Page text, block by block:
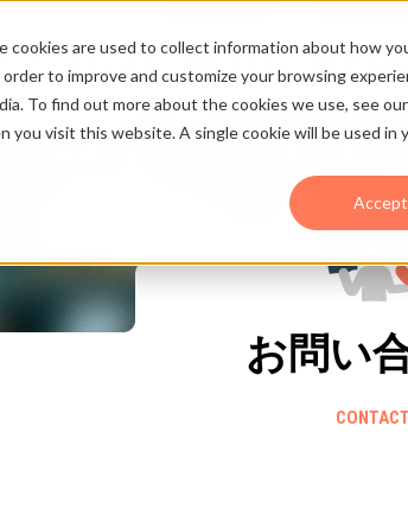
cookies are used to collect information about how
to improve and customize your browsing
To find out more about the cookies we use, see our
you visit this website. A single cookie will be used in
Accept
お問い
CONTACT